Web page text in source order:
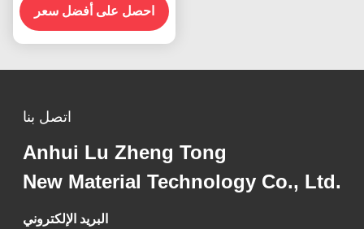
احصل على أفضل سعر
اتصل بنا
Anhui Lu Zheng Tong
New Material Technology Co., Ltd.
البريد الإلكتروني